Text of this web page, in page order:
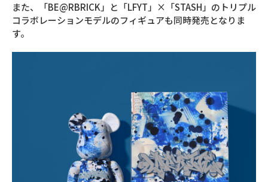
また、「BE@RBRICK」と「LFYT」×「STASH」のトリプル
コラボレーションモデルのフィギュアも同時発売となりま
す。